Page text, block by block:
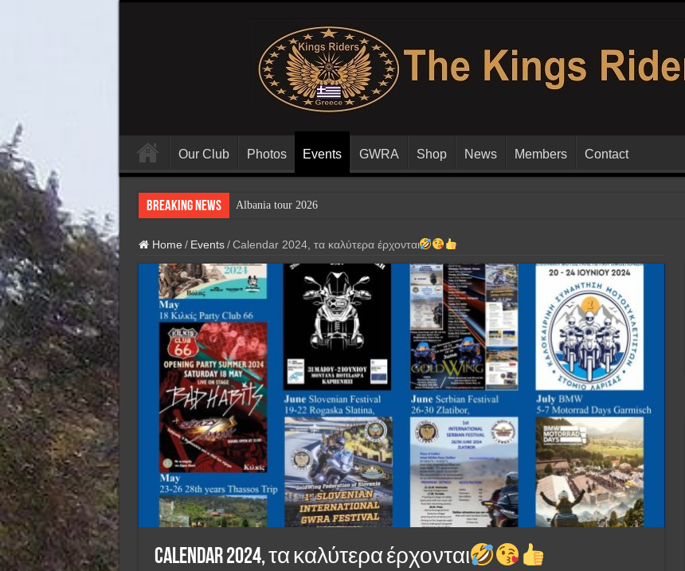
Our Club Photos Events GWRA Shop News Members Contact
Breaking News Albania tour 2026
Home / Events / Calendar 2024, τα καλύτερα έρχονται
Calendar 2024, τα καλύτερα έρχονται